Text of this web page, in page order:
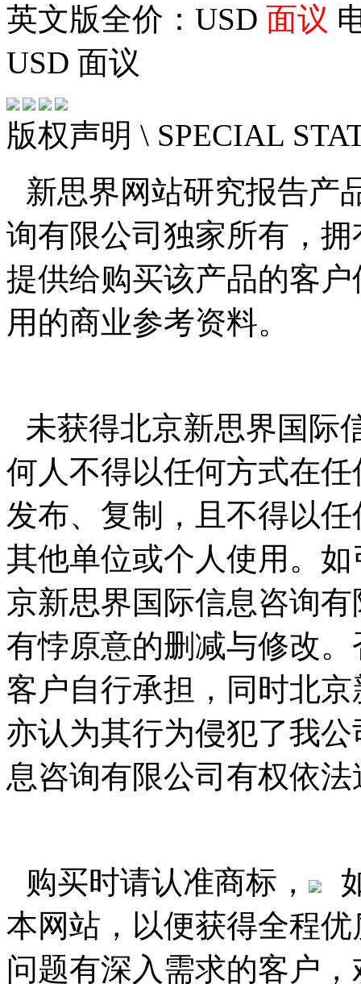
英文版全价：USD 面议
USD 面议
版权声明 \ SPECIAL
新思界网站研究报告产
询有限公司独家所有，
提供给购买该产品的客
用的商业参考资料。
未获得北京新思界国际
何人不得以任何方式在
发布、复制，且不得以
其他单位或个人使用。
京新思界国际信息咨询
有悖原意的删减与修改
客户自行承担，同时北
亦认为其行为侵犯了我
息咨询有限公司有权依
购买时请认准商标，
本网站，以便获得全程
问题有深入需求的客户